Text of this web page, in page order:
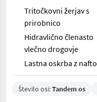
Tritočkovni žerjav s
prirobnico
Hidravlično členasto
vlečno drogovje
Lastna oskrba z nafto
Število osi:Tandem os